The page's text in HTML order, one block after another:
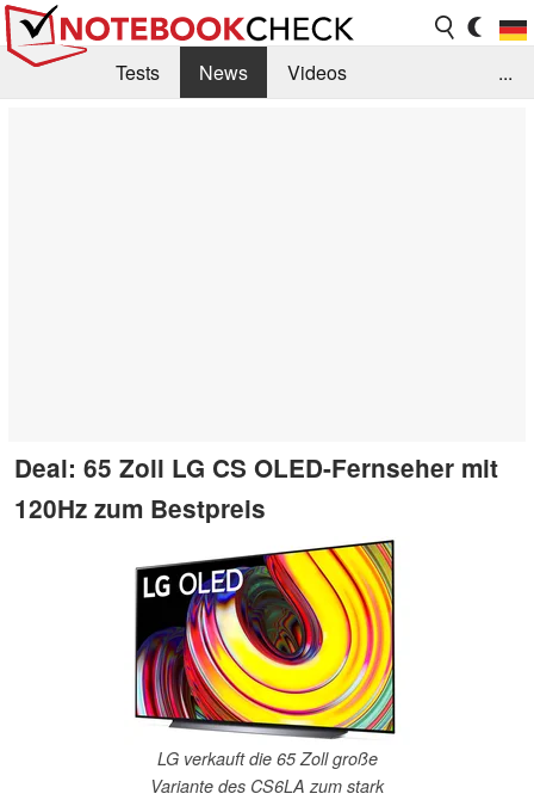
Tests News
Videos
...
Deal: 65 Zoll LG CS OLED-Fernseher mit
120Hz zum Bestpreis
LG verkauft die 65 Zoll große
Variante des CS6LA zum stark